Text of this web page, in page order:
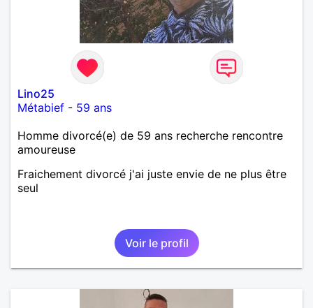
Lino25
Métabief - 59 ans
Homme divorcé(e) de 59 ans recherche rencontre
amoureuse
Fraichement divorcé j'ai juste envie de ne plus être
seul
Voir le profil